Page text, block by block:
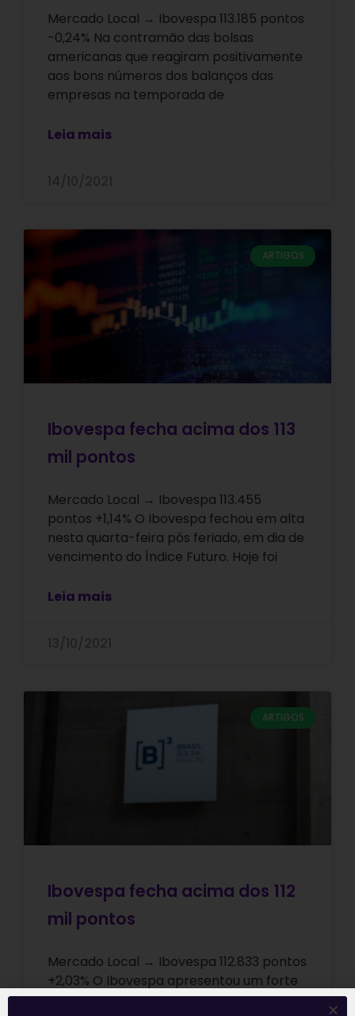
Mercado Local → Ibovespa 113.185 pontos
-0,24% Na contramão das bolsas
americanas que reagiram positivamente
aos bons números dos balanços das
empresas na temporada de
Leia mais
ARTIGOS
Ibovespa fecha acima dos 113
mil pontos
Mercado Local → Ibovespa 113.455
pontos +1,14% O Ibovespa fechou em alta
nesta quarta-feira pós feriado, em dia de
vencimento do Índice Futuro. Hoje foi
Leia mais
ARTIGOS
Ibovespa fecha acima dos 112
mil pontos
Mercado Local → Ibovespa 112.833 pontos
+2,03% O Ibovespa apresentou um forte
ritmo de alta nesta sexta-feira, com